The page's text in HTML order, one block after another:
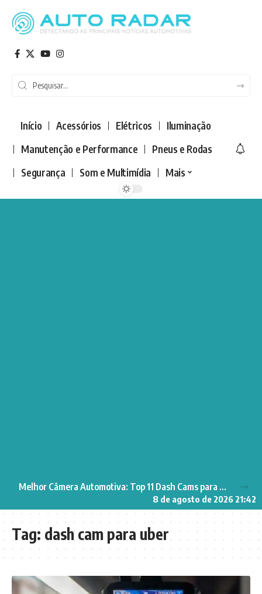
Início Acessórios Elétricos
Iluminação
Manutenção e Performance
Pneus e Rodas
Segurança
Som e Multimídia Mais
8 de agosto de 2026 21:42
Melhor Câmera Automotiva: Top 11 Dash Cams para Segurança no Carro
Tag: dash cam para uber